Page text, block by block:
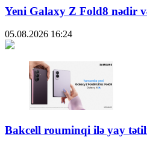
Yeni Galaxy Z Fold8 nədir
05.08.2026 16:24
Bakcell rouminqi ilə yay